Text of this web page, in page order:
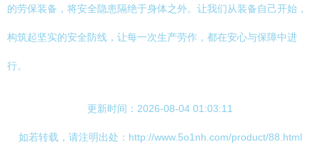
的劳保装备，将安全隐患隔绝于身体之外。让我们从装备自己开始，
构筑起坚实的安全防线，让每一次生产劳作，都在安心与保障中进
行。
更新时间：2026-08-04 01:03:11
如若转载，请注明出处：http://www.5o1nh.com/product/88.html